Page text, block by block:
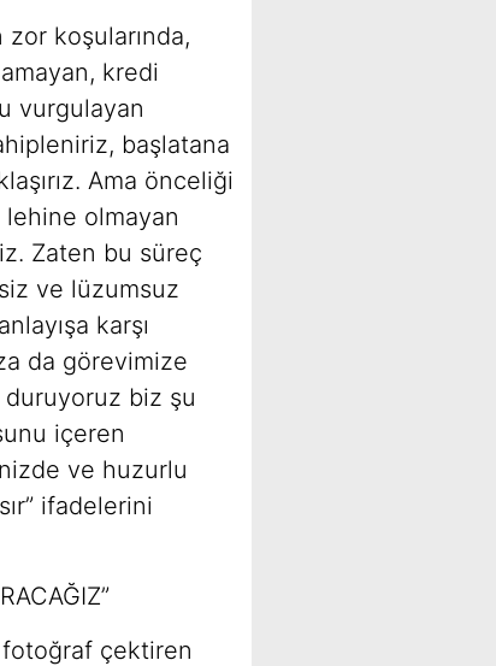
zor koşularında,
kredi
vurgulayan
başlatana
Ama önceliği
lehine olmayan
Zaten bu süreç
ve lüzumsuz
karşı
da görevimize
duruyoruz biz şu
içeren
ve huzurlu
ifadelerini
fotoğraf çektiren